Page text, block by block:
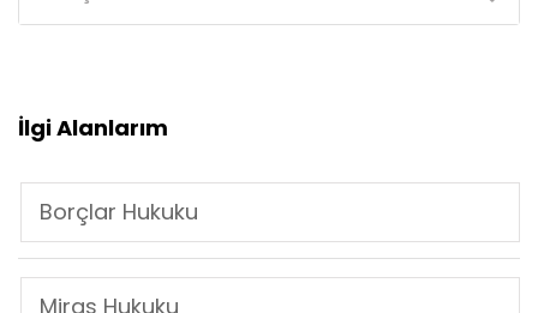
İlgi Alanlarım
Borçlar Hukuku
Miras Hukuku